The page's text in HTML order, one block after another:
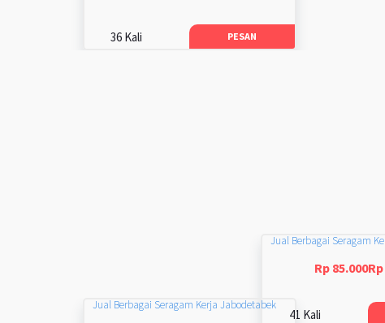
36 Kali PESAN
Jual Berbagai Seragam
Rp
41 Kali
Jual Berbagai Seragam Kerja Jabodetabek